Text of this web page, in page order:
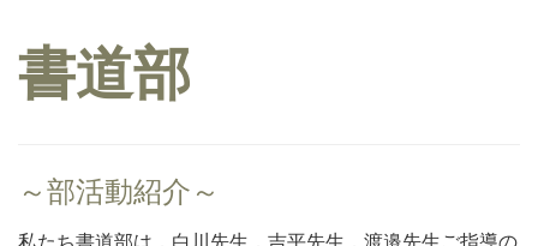
書道部
～部活動紹介～
私たち書道部は，白川先生，吉平先生，渡邉先生ご指導の